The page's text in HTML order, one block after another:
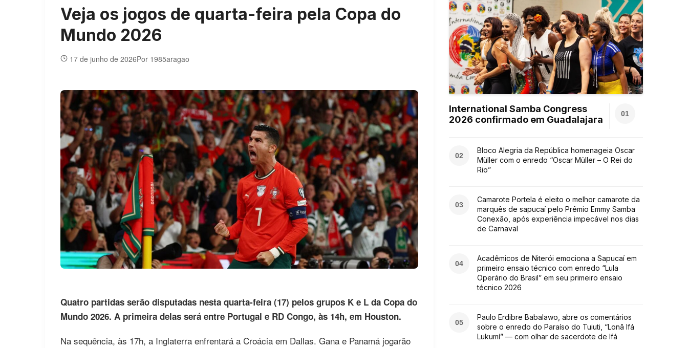
Veja os jogos de quarta-feira pela Copa do
Mundo 2026
17 de junho de 2026Por 1985aragao
Quatro partidas serão disputadas nesta quarta-feira (17) pelos grupos K e L da Copa do
Mundo 2026. A primeira delas será entre Portugal e RD Congo, às 14h, em Houston.
Na sequência, às 17h, a Inglaterra enfrentará a Croácia em Dallas. Gana e Panamá jogarão
International Samba Congress
2026 confirmado em Guadalajara
01
02
Bloco Alegria da República homenageia Oscar
Müller com o enredo “Oscar Müller – O Rei do
Rio”
03
Camarote Portela é eleito o melhor camarote da
marquês de sapucaí pelo Prêmio Emmy Samba
Conexão, após experiência impecável nos dias
de Carnaval
04
Acadêmicos de Niterói emociona a Sapucaí em
primeiro ensaio técnico com enredo “Lula
Operário do Brasil” em seu primeiro ensaio
técnico 2026
05
Paulo Erdibre Babalawo, abre os comentários
sobre o enredo do Paraíso do Tuiuti, “Lonã Ifá
Lukumí” — com olhar de sacerdote de Ifá